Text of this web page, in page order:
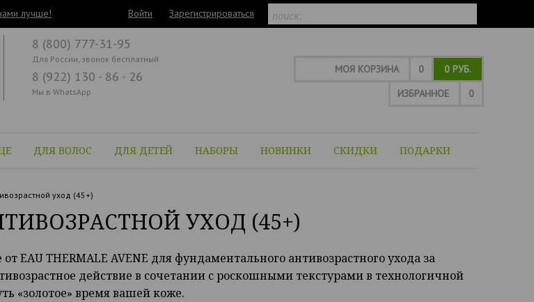
лучше! Войти Зарегистрироваться
МОЯ КОРЗИНА 0
0 РУБ.
ИЗБРАННОЕ
0
ДЛЯ ВОЛОС ДЛЯ ДЕТЕЙ НАБОРЫ НОВИНКИ СКИДКИ ПОДАРКИ
8 (800) 777-31-95
Для России, звонок бесплатный
8 (922) 130 - 86 - 26
Мы в WhatsApp
уход (45+)
УХОД (45+)
EAU THERMALE AVENE для фундаментального антивозрастного ухода за
действие в сочетании с роскошными текстурами в технологичной
«золотое» время вашей коже.